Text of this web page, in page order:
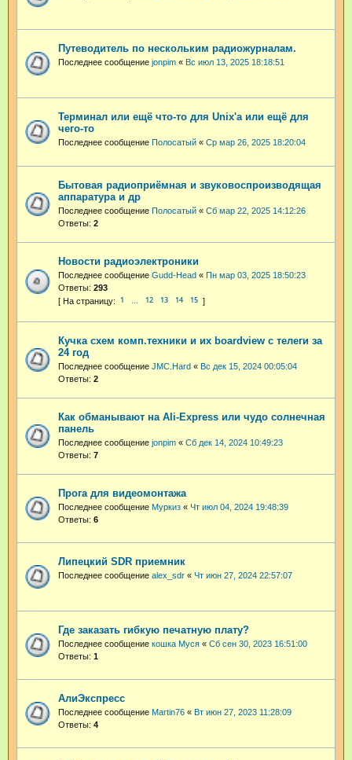
Путеводитель по нескольким радиожурналам.
Последнее сообщение jonpim « Вс июл 13, 2025 18:18:51
Терминал или ещё что-то для Unix'а или ещё для
чего-то
Последнее сообщение Полосатый « Ср мар 26, 2025 18:20:04
Бытовая радиоприёмная и звуковоспроизводящая
аппаратура и др
Последнее сообщение Полосатый « Сб мар 22, 2025 14:12:26
Ответы: 2
Новости радиоэлектроники
Последнее сообщение Gudd-Head « Пн мар 03, 2025 18:50:23
Ответы: 293
1 12 13 14 15
Кучка схем комп.техники и их boardview с телеги за
24 год
Последнее сообщение JMC.Hard « Вс дек 15, 2024 00:05:04
Ответы: 2
Как обманывают на Ali-Express или чудо солнечная
панель
Последнее сообщение jonpim « Сб дек 14, 2024 10:49:23
Ответы: 7
Прога для видеомонтажа
Последнее сообщение Муркиз « Чт июл 04, 2024 19:48:39
Ответы: 6
Липецкий SDR приемник
Последнее сообщение alex_sdr « Чт июн 27, 2024 22:57:07
Где заказать гибкую печатную плату?
Последнее сообщение кошка Муся « Сб сен 30, 2023 16:51:00
Ответы: 1
АлиЭкспресс
Последнее сообщение Martin76 « Вт июн 27, 2023 11:28:09
Ответы: 4